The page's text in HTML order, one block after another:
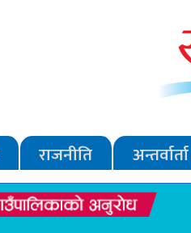
राजनीति अन्तर्वार्ता